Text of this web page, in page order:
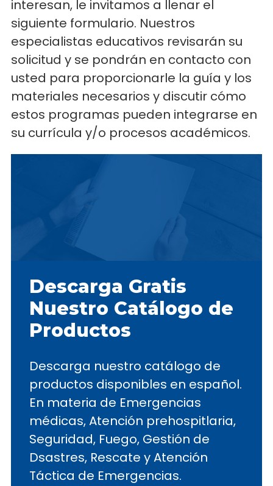
interesan, le invitamos a llenar el
siguiente formulario. Nuestros
especialistas educativos revisarán su
solicitud y se pondrán en contacto con
usted para proporcionarle la guía y los
materiales necesarios y discutir cómo
estos programas pueden integrarse en
su currícula y/o procesos académicos.
Descarga Gratis
Nuestro Catálogo de
Productos
Descarga nuestro catálogo de
productos disponibles en español.
En materia de Emergencias
médicas, Atención prehospitlaria,
Seguridad, Fuego, Gestión de
Dsastres, Rescate y Atención
Táctica de Emergencias.